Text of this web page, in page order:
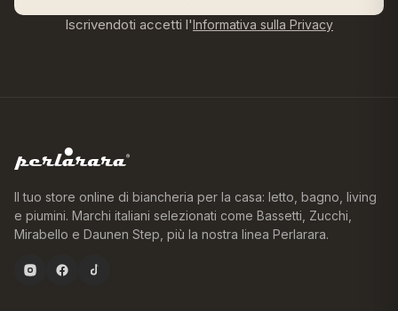
Iscrivendoti accetti l'Informativa sulla Privacy
Il tuo store online di biancheria per la casa: letto, bagno, living
e piumini. Marchi italiani selezionati come Bassetti, Zucchi,
Mirabello e Daunen Step, più la nostra linea Perlarara.